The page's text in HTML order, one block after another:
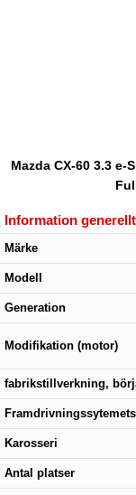
Mazda CX-60 3.3
Information generellt
Märke
Modell
Generation
Modifikation (motor)
fabrikstillverkning,
Karosseri
Antal platser